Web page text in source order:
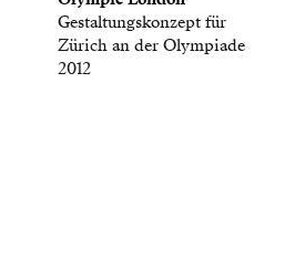
Gestaltungskonzept für
Zürich an der Olympiade
2012